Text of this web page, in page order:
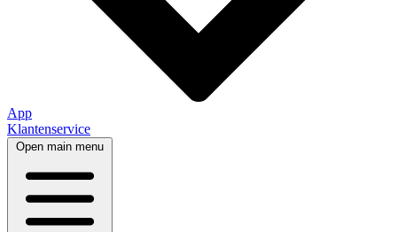
App
Klantenservice
Open main menu